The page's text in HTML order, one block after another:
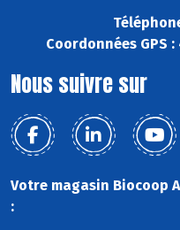
Coordonnées GPS :
Nous suivre sur
Votre magasin Biocoop
: